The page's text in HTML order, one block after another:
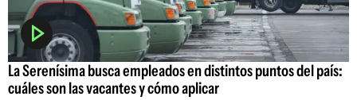
La Serenísima busca empleados en distintos puntos del país:
cuáles son las vacantes y cómo aplicar